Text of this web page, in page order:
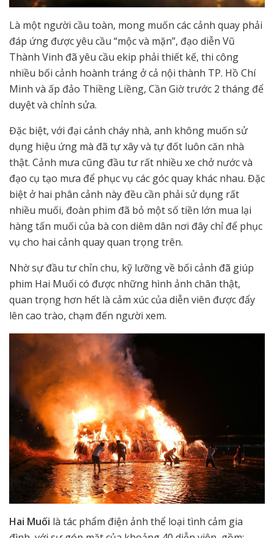
Là một người cầu toàn, mong muốn các cảnh quay phải
đáp ứng được yêu cầu “mộc và mặn”, đạo diễn Vũ
Thành Vinh đã yêu cầu ekip phải thiết kế, thi công
nhiều bối cảnh hoành tráng ở cả nội thành TP. Hồ Chí
Minh và ấp đảo Thiềng Liềng, Cần Giờ trước 2 tháng để
duyệt và chỉnh sửa.
Đặc biệt, với đại cảnh cháy nhà, anh không muốn sử
dụng hiệu ứng mà đã tự xây và tự đốt luôn căn nhà
thật. Cảnh mưa cũng đầu tư rất nhiều xe chở nước và
đạo cụ tạo mưa để phục vụ các góc quay khác nhau. Đặc
biệt ở hai phân cảnh này đều cần phải sử dụng rất
nhiều muối, đoàn phim đã bỏ một số tiền lớn mua lại
hàng tấn muối của bà con diêm dân nơi đây chỉ để phục
vụ cho hai cảnh quay quan trọng trên.
Nhờ sự đầu tư chỉn chu, kỹ lưỡng về bối cảnh đã giúp
phim Hai Muối có được những hình ảnh chân thật,
quan trọng hơn hết là cảm xúc của diễn viên được đẩy
lên cao trào, chạm đến người xem.
Hai Muối là tác phẩm điện ảnh thể loại tình cảm gia